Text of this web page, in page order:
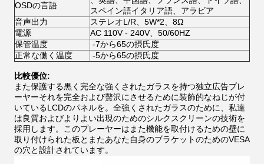
OSDの言語
スペイン語イタリア語、アラビア
音声出力
ステレオL/R、5W*2、8Ω
電源
AC 110V - 240V、50/60HZ
保管温度
-7から65の摂氏度
正常な働く温度
-5から65の摂氏度
比較優位:
また保護する黒く完全な強くされたガラスを持つ独立広告プレ
ーヤーそれを完全および贅沢にさせるために装飾的なねじが付
いているLCDのパネルを。全強くされたガラスのために、私達
は良質およびよりよい出現のためのシルクスクリーンの技術を
採用します。このプレーヤーはまた機能を取付けるための壁に
取り付けられた板とまたあなた自身のブラケットのためのVESA
の穴と設計されています。